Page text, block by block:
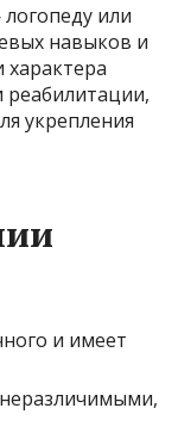
или
навыков и
укрепления
и имеет
неразличимыми,